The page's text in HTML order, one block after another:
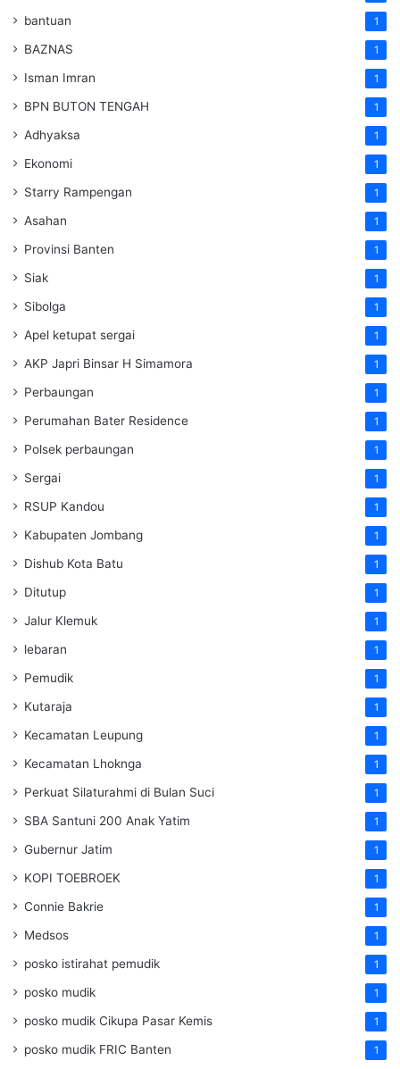
bantuan 1
BAZNAS 1
Isman Imran 1
BPN BUTON TENGAH 1
Adhyaksa 1
Ekonomi 1
Starry Rampengan 1
Asahan 1
Provinsi Banten 1
Siak 1
Sibolga 1
Apel ketupat sergai 1
AKP Japri Binsar H Simamora 1
Perbaungan 1
Perumahan Bater Residence 1
Polsek perbaungan 1
Sergai 1
RSUP Kandou 1
Kabupaten Jombang 1
Dishub Kota Batu 1
Ditutup 1
Jalur Klemuk 1
lebaran 1
Pemudik 1
Kutaraja 1
Kecamatan Leupung 1
Kecamatan Lhoknga 1
Perkuat Silaturahmi di Bulan Suci 1
SBA Santuni 200 Anak Yatim 1
Gubernur Jatim 1
KOPI TOEBROEK 1
Connie Bakrie 1
Medsos 1
posko istirahat pemudik 1
posko mudik 1
posko mudik Cikupa Pasar Kemis 1
posko mudik FRIC Banten 1